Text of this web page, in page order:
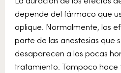
depende del fármaco que
aplique. Normalmente, los
parte de las anestesias que
desaparecen a las pocas
tratamiento. Tampoco